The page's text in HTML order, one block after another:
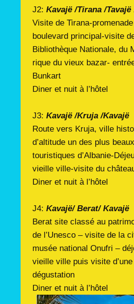
J2: Kavajë /Tirana /Tavajë
Visite de Tirana-
boulevard principal-visite
Bibliothèque Nationale, du
rique du vieux bazar-
Bunkart
Diner et nuit à l’hôtel
J3: Kavajë /Kruja /Kavajë
Route vers Kruja, ville
d’altitude un des plus
touristiques d’Albanie-
vieille ville-visite du
Diner et nuit à l’hôtel
J4: Kavajë/ Berat/ Kavajë
Berat site classé au
de l’Unesco – visite de la
musée national Onufri –
vieille ville puis visite
dégustation
Diner et nuit à l’hôtel